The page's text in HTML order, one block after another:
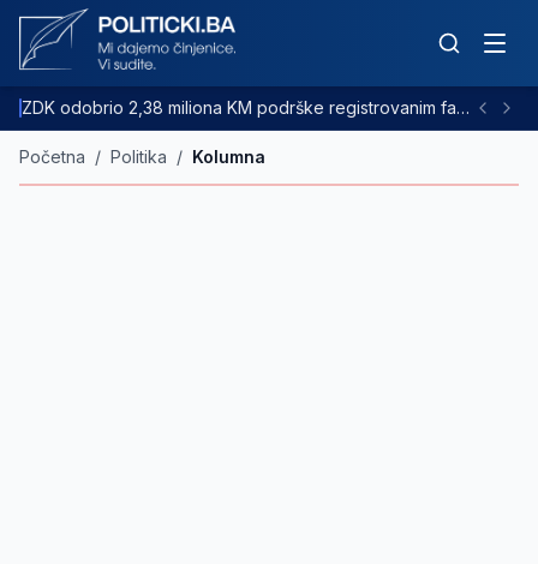
ZDK odobrio 2,38 miliona KM podrške registrovanim farmama goveda
Početna / Politika / Kolumna